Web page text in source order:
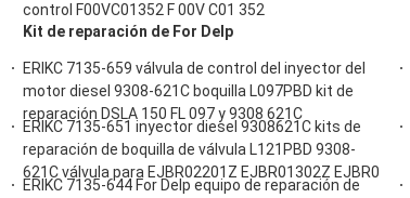
control F00VC01352 F 00V C01 352
Kit de reparación de For Delp
ERIKC 7135-659 válvula de control del inyector del
motor diesel 9308-621C boquilla L097PBD kit de
reparación DSLA 150 FL 097 y 9308 621C
ERIKC 7135-651 inyector diesel 9308621C kits de
reparación de boquilla de válvula L121PBD 9308-
621C válvula para EJBR02201Z EJBR01302Z EJBR0
ERIKC 7135-644 For Delp equipo de reparación de